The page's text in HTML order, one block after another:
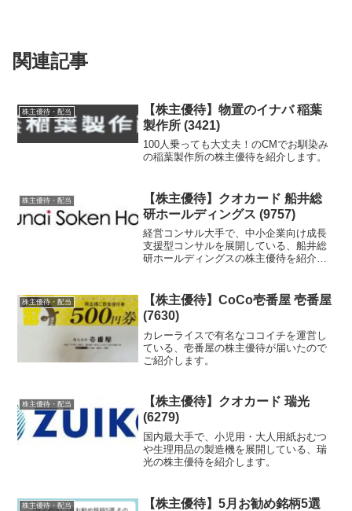
関連記事
株主優待・配当
【株主優待】物置のイナバ 稲葉
製作所 (3421)
100人乗っても大丈夫！のCMでお馴染み
の稲葉製作所の株主優待を紹介します。
株主優待・配当
【株主優待】クオカード 船井総
研ホールディングス (9757)
経営コンサル大手で、中小企業向け成長
支援型コンサルを展開している、船井総
研ホールディングスの株主優待を紹介し
株主優待・配当
【株主優待】CoCo壱番屋 壱番屋
(7630)
カレーライスで有名なココイチを運営し
ている、壱番屋の株主優待が届いたので
ご紹介します。
株主優待・配当
【株主優待】クオカード 瑞光
(6279)
国内最大手で、小児用・大人用紙おむつ
や生理用品の製造機を展開している、瑞
光の株主優待を紹介します。
株主優待・配当
【株主優待】5月お勧め銘柄5選